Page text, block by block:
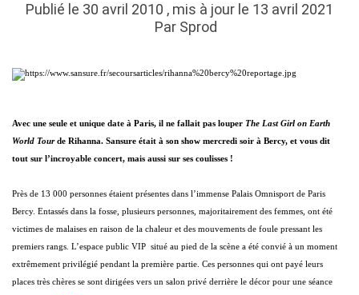
Publié le 30 avril 2010 , mis à jour le 13 avril 2021
Par Sprod
Avec une seule et unique date à Paris, il ne fallait pas louper The Last Girl on Earth
World Tourde Rihanna. Sansure était à son show mercredi soir à Bercy, et vous dit
tout sur l’incroyable concert, mais aussi sur ses coulisses !
Près de 13 000 personnes étaient présentes dans l’immense Palais Omnisport de Paris
Bercy. Entassés dans la fosse, plusieurs personnes, majoritairement des femmes, ont été
victimes de malaises en raison de la chaleur et des mouvements de foule pressant les
premiers rangs. L’espace public VIP situé au pied de la scène a été convié à un moment
extrêmement privilégié pendant la première partie. Ces personnes qui ont payé leurs
places très chères se sont dirigées vers un salon privé derrière le décor pour une séance